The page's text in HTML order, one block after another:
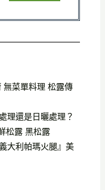
無菜單料理 松露傳
理還是日曬處理？
松露 黑松露
大利帕瑪火腿』美